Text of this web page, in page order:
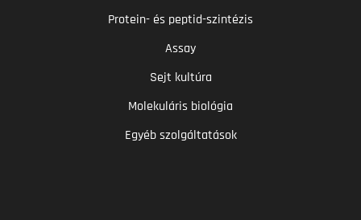
Protein- és peptid-szintézis
Assay
Sejt kultúra
Molekuláris biológia
Egyéb szolgáltatások